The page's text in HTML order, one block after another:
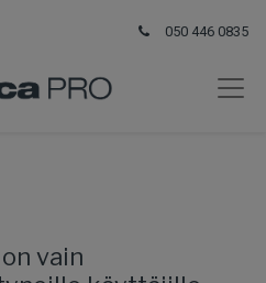
050 446 0835
vain